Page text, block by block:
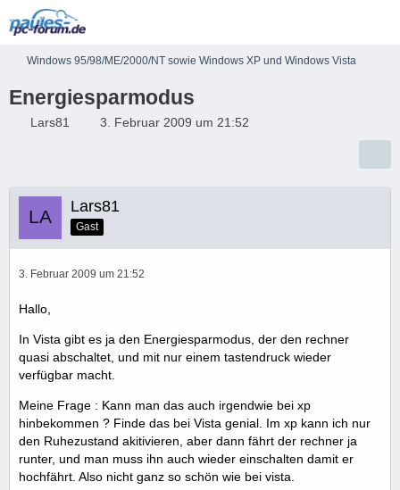
Windows 95/98/ME/2000/NT sowie Windows XP und Windows Vista
Energiesparmodus
Lars81 3. Februar 2009 um 21:52
Lars81
Gast
3. Februar 2009 um 21:52
Hallo,
In Vista gibt es ja den Energiesparmodus, der den rechner
quasi abschaltet, und mit nur einem tastendruck wieder
verfügbar macht.
Meine Frage : Kann man das auch irgendwie bei xp
hinbekommen ? Finde das bei Vista genial. Im xp kann ich nur
den Ruhezustand akitivieren, aber dann fährt der rechner ja
runter, und man muss ihn auch wieder einschalten damit er
hochfährt. Also nicht ganz so schön wie bei vista.